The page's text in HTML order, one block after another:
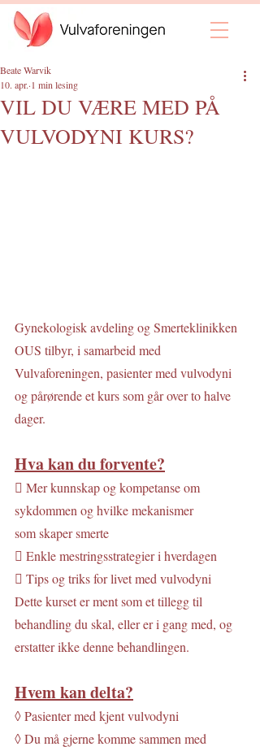
VIL DU VÆRE MED PÅ
VULVODYNI KURS?
Beate Warvik
10. apr. 1 min lesing
Gynekologisk avdeling og Smerteklinikken
OUS tilbyr, i samarbeid med
Vulvaforeningen, pasienter med vulvodyni
og pårørende et kurs som går over to halve
dager.
Hva kan du forvente?
 Mer kunnskap og kompetanse om
sykdommen og hvilke mekanismer
som skaper smerte
 Enkle mestringsstrategier i hverdagen
 Tips og triks for livet med vulvodyni
Dette kurset er ment som et tillegg til
behandling du skal, eller er i gang med, og
erstatter ikke denne behandlingen.
Hvem kan delta?
◊ Pasienter med kjent vulvodyni
◊ Du må gjerne komme sammen med